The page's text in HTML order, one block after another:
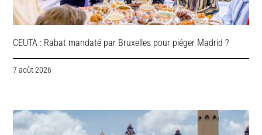
CEUTA : Rabat mandaté par Bruxelles pour piéger Madrid ?
7 août 2026